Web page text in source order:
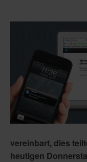
vereinbart, dies
heutigen